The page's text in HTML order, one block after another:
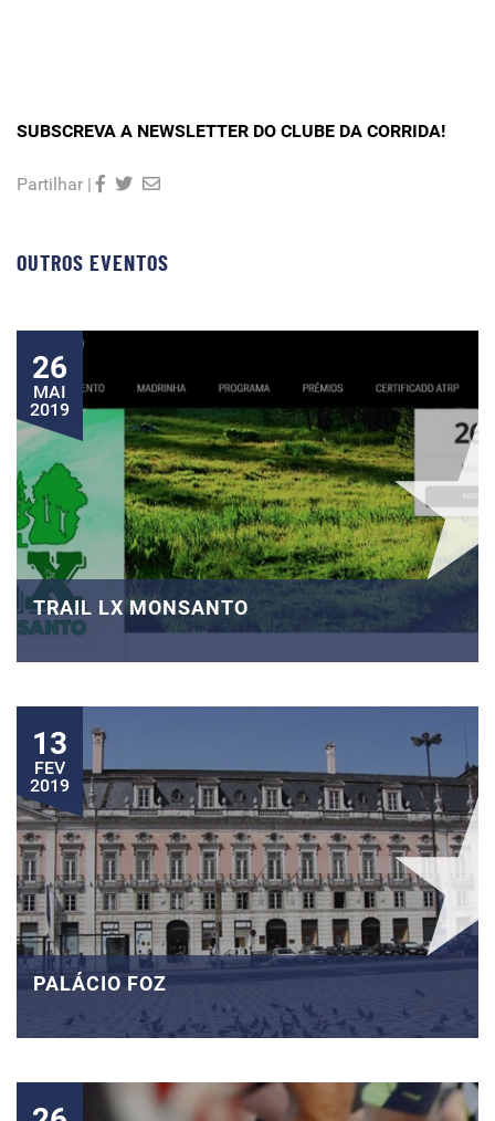
SUBSCREVA A NEWSLETTER DO CLUBE DA CORRIDA!
Partilhar |
OUTROS EVENTOS
26
MAI
2019
TRAIL LX MONSANTO
13
FEV
2019
PALÁCIO FOZ